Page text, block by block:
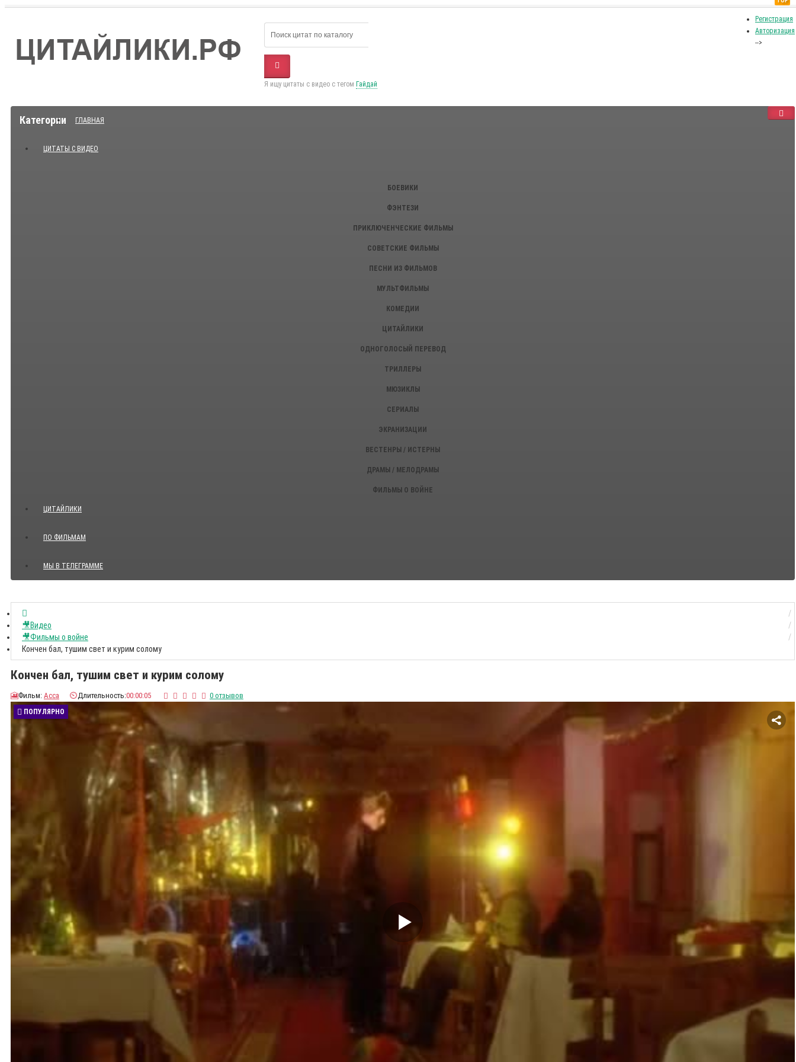
Регистрация
Авторизация
-->
Я ищу цитаты с видео с тегом Гайдай
Категории ГЛАВНАЯ
ЦИТАТЫ С ВИДЕО
БОЕВИКИ
ФЭНТЕЗИ
ПРИКЛЮЧЕНЧЕСКИЕ ФИЛЬМЫ
СОВЕТСКИЕ ФИЛЬМЫ
ПЕСНИ ИЗ ФИЛЬМОВ
МУЛЬТФИЛЬМЫ
КОМЕДИИ
ЦИТАЙЛИКИ
ОДНОГОЛОСЫЙ ПЕРЕВОД
ТРИЛЛЕРЫ
МЮЗИКЛЫ
СЕРИАЛЫ
ЭКРАНИЗАЦИИ
ВЕСТЕНРЫ / ИСТЕРНЫ
ДРАМЫ / МЕЛОДРАМЫ
ФИЛЬМЫ О ВОЙНЕ
Показать все Цитаты с видео
ЦИТАЙЛИКИ
ПО ФИЛЬМАМ
МЫ В ТЕЛЕГРАММЕ
🎥Видео
🎥Фильмы о войне
Кончен бал, тушим свет и курим солому
Кончен бал, тушим свет и курим солому
🎦Фильм: Асса ⏲️Длительность:00:00:05 0 отзывов
ПОПУЛЯРНО